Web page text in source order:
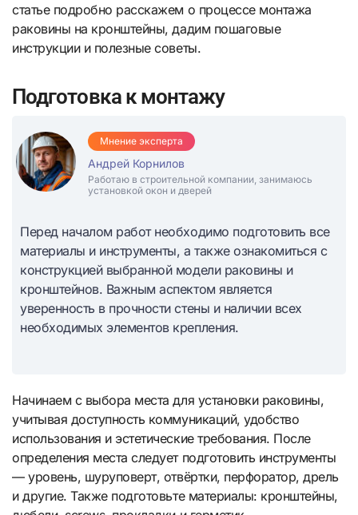
статье подробно расскажем о процессе монтажа
раковины на кронштейны, дадим пошаговые
инструкции и полезные советы.
Подготовка к монтажу
Мнение эксперта
Андрей Корнилов
Работаю в строительной компании, занимаюсь
установкой окон и дверей
Перед началом работ необходимо подготовить все
материалы и инструменты, а также ознакомиться с
конструкцией выбранной модели раковины и
кронштейнов. Важным аспектом является
уверенность в прочности стены и наличии всех
необходимых элементов крепления.
Начинаем с выбора места для установки раковины,
учитывая доступность коммуникаций, удобство
использования и эстетические требования. После
определения места следует подготовить инструменты
— уровень, шуруповерт, отвёртки, перфоратор, дрель
и другие. Также подготовьте материалы: кронштейны,